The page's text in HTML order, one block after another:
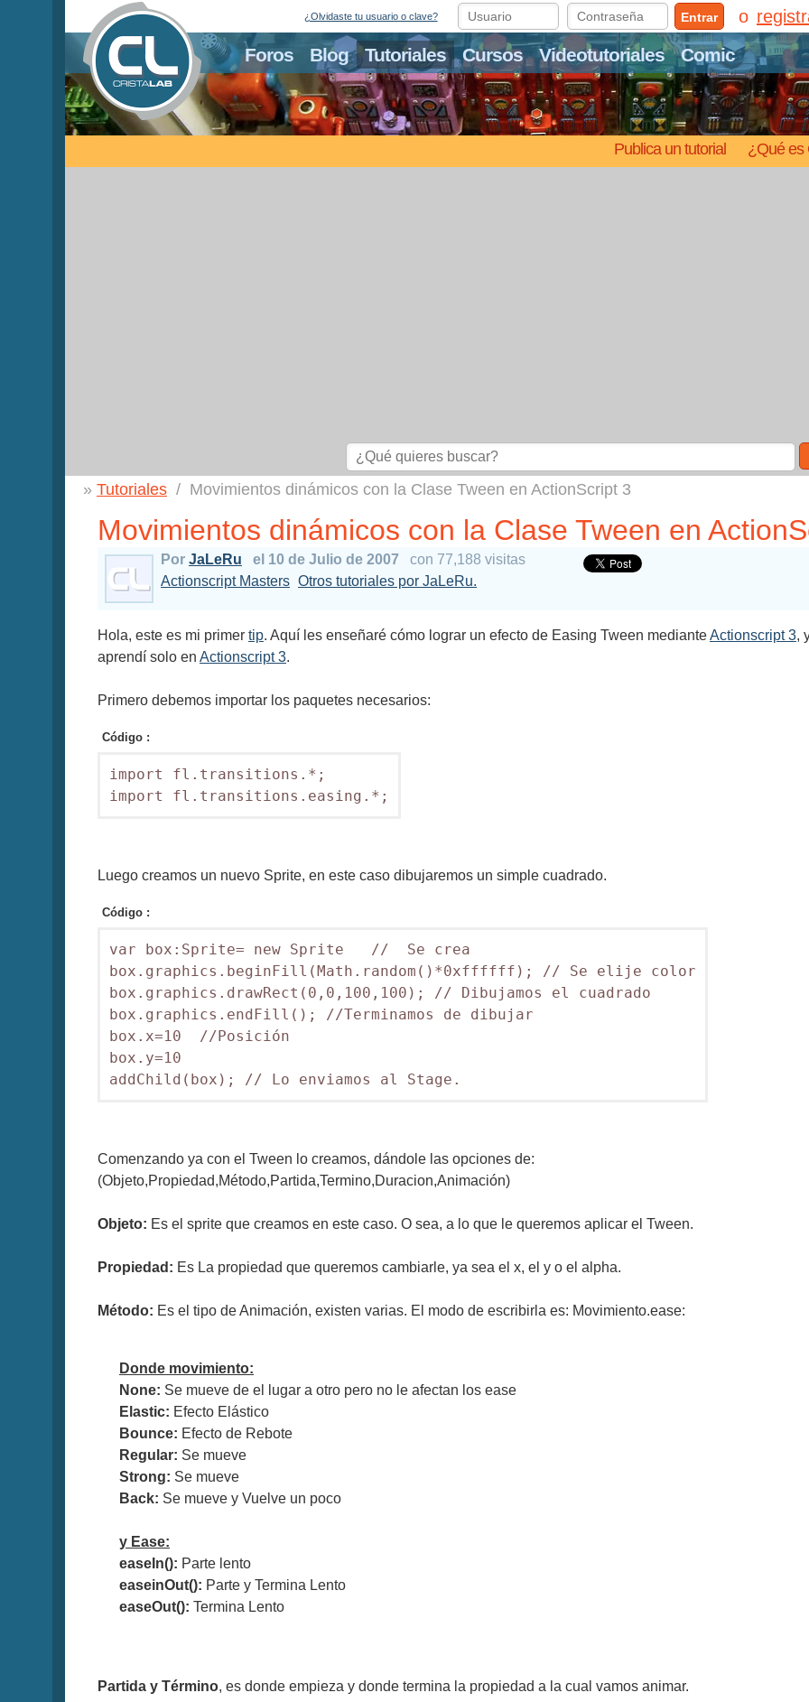
Foros Blog Tutoriales Cursos Videotutoriales Comic
Publica un tutorial ¿Qué es
¿Olvidaste tu usuario o clave? Entrar
Tutoriales Movimientos dinámicos con la Clase Tween en ActionScript 3
Movimientos dinámicos con la Clase Tween en
Por JaLeRu el 10 de Julio de 2007
con 77,188 visitas
Actionscript Masters Otros tutoriales por JaLeRu.
Hola, este es mi primer tip. Aquí les enseñaré cómo lograr un efecto de Easing Tween medianteActionscript 3,
aprendí solo en Actionscript 3.
Primero debemos importar los paquetes necesarios:
Código :
import fl.transitions.*;
import fl.transitions.easing.*;
Luego creamos un nuevo Sprite, en este caso dibujaremos un simple cuadrado.
Código :
var box:Sprite= new Sprite   //  Se crea
box.graphics.beginFill(Math.random()*0xffffff); // Se elije color
box.graphics.drawRect(0,0,100,100); // Dibujamos el cuadrado
box.graphics.endFill(); //Terminamos de dibujar
box.x=10  //Posición
box.y=10
addChild(box); // Lo enviamos al Stage.
Comenzando ya con el Tween lo creamos, dándole las opciones de:
(Objeto,Propiedad,Método,Partida,Termino,Duracion,Animación)
Objeto: Es el sprite que creamos en este caso. O sea, a lo que le queremos aplicar el Tween.
Propiedad: Es La propiedad que queremos cambiarle, ya sea el x, el y o el alpha.
Método: Es el tipo de Animación, existen varias. El modo de escribirla es: Movimiento.ease:
Donde movimiento:
None: Se mueve de el lugar a otro pero no le afectan los ease
Elastic: Efecto Elástico
Bounce: Efecto de Rebote
Regular: Se mueve
Strong: Se mueve
Back: Se mueve y Vuelve un poco
y Ease:
easeIn(): Parte lento
easeinOut(): Parte y Termina Lento
easeOut(): Termina Lento
Partida y Término, es donde empieza y donde termina la propiedad a la cual vamos animar.